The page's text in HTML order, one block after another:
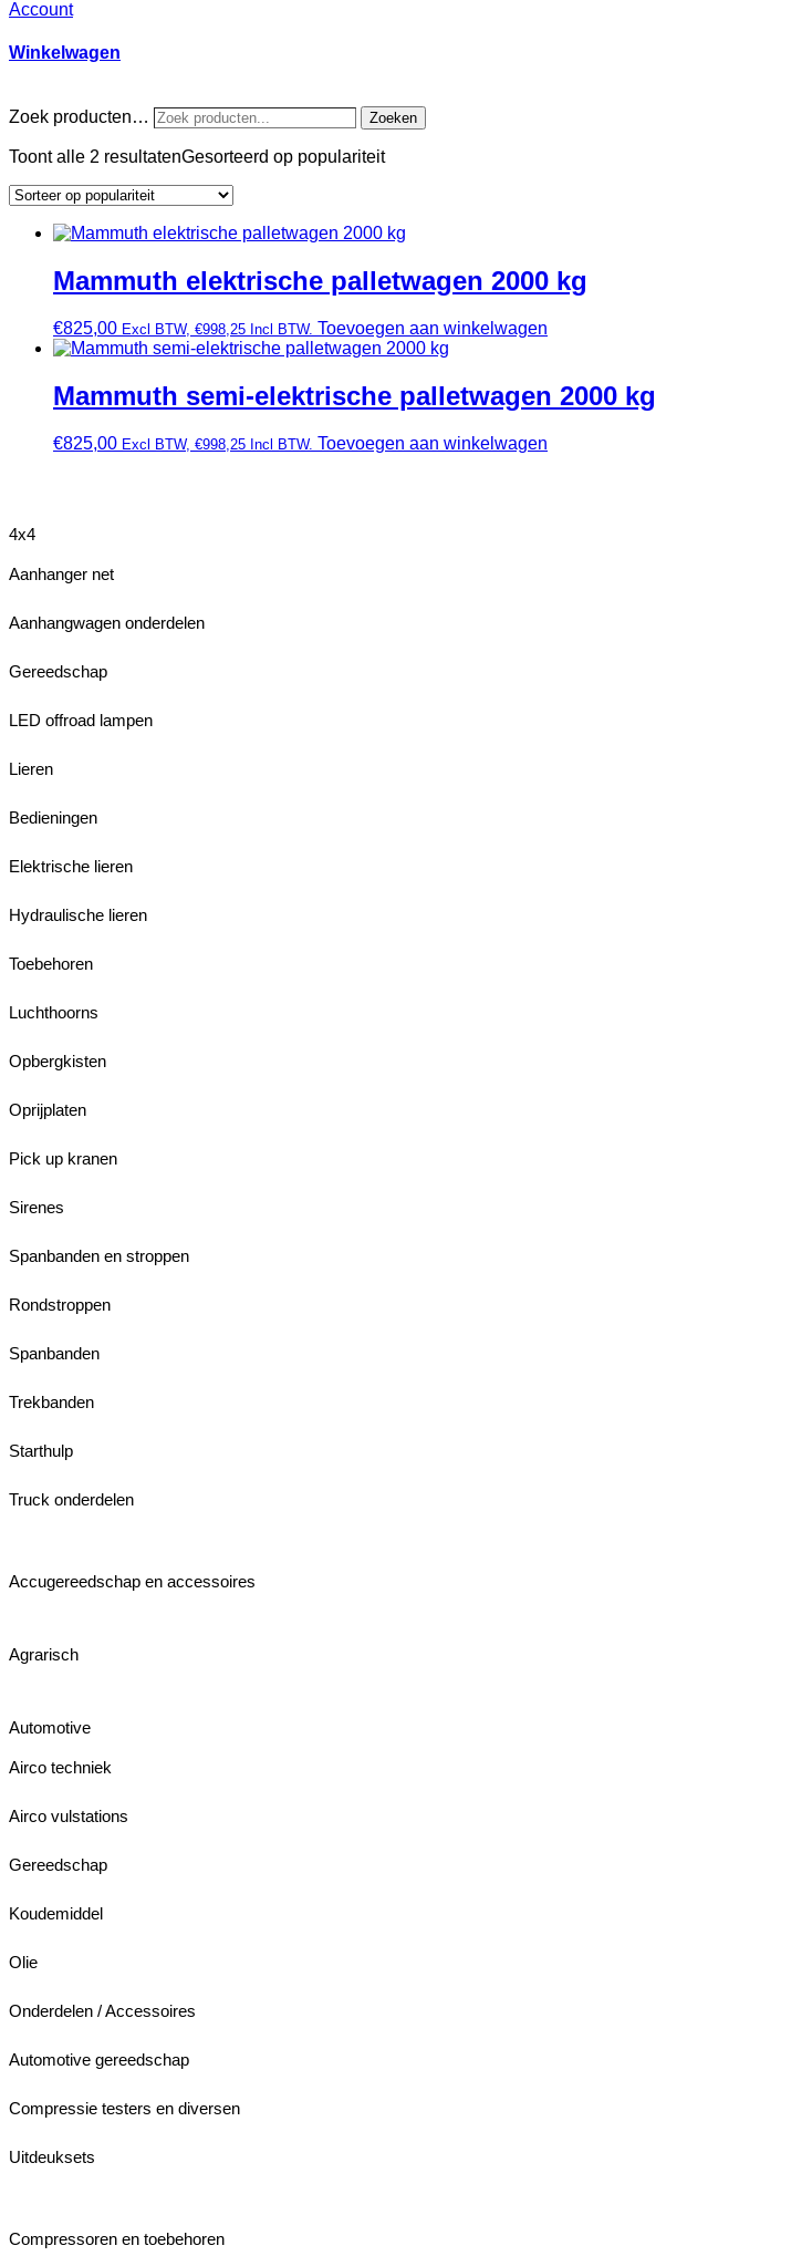
Account
Winkelwagen
Zoek producten… Zoeken
Toont alle 2 resultatenGesorteerd op populariteit
Mammuth elektrische palletwagen 2000 kg
€825,00 Excl BTW, €998,25 Incl BTW. Toevoegen aan winkelwagen
Mammuth semi-elektrische palletwagen 2000 kg
€825,00 Excl BTW, €998,25 Incl BTW. Toevoegen aan winkelwagen
4x4
Aanhanger net
Aanhangwagen onderdelen
Gereedschap
LED offroad lampen
Lieren
Bedieningen
Elektrische lieren
Hydraulische lieren
Toebehoren
Luchthoorns
Opbergkisten
Oprijplaten
Pick up kranen
Sirenes
Spanbanden en stroppen
Rondstroppen
Spanbanden
Trekbanden
Starthulp
Truck onderdelen
Accugereedschap en accessoires
Agrarisch
Automotive
Airco techniek
Airco vulstations
Gereedschap
Koudemiddel
Olie
Onderdelen / Accessoires
Automotive gereedschap
Compressie testers en diversen
Uitdeuksets
Compressoren en toebehoren